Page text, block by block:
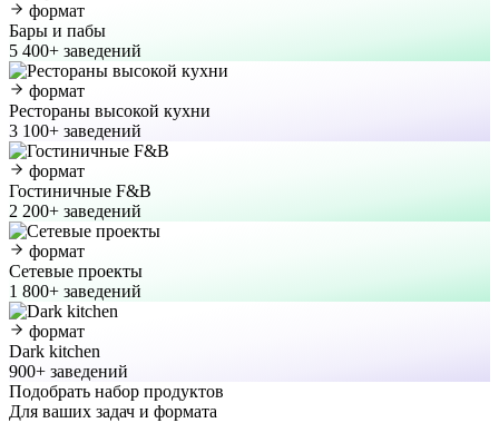
формат
Бары и пабы
5 400+ заведений
формат
Рестораны высокой кухни
3 100+ заведений
формат
Гостиничные F&B
2 200+ заведений
формат
Сетевые проекты
1 800+ заведений
формат
Dark kitchen
900+ заведений
Подобрать набор продуктов
Для ваших задач и формата